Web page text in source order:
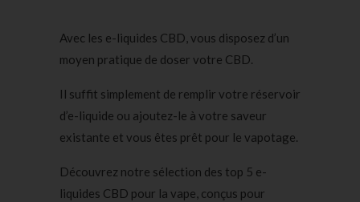
Avec les e-liquides CBD, vous disposez d’un
moyen pratique de doser votre CBD.
Il suffit simplement de remplir votre réservoir
d’e-liquide ou ajoutez-le à votre saveur
existante et vous êtes prêt pour le vapotage.
Découvrez notre sélection des top 5 e-
liquides CBD pour la vape, conçus pour